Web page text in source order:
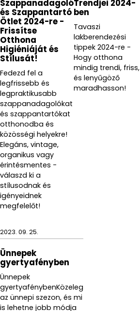
Szappanadagoló
és Szappantartó
Ötlet 2024-re -
Frissítse
Otthona
Higiéniáját és
Stílusát!
Fedezd fel a
legfrissebb és
legpraktikusabb
szappanadagolókat
és szappantartókat
otthonodba és
közösségi helyekre!
Elegáns, vintage,
organikus vagy
érintésmentes -
válaszd ki a
stílusodnak és
igényeidnek
megfelelőt!
Trendjei 2024-
ben
Tavaszi
lakberendezési
tippek 2024-re -
Hogy otthona
mindig trendi, friss,
és lenyűgöző
maradhasson!
2023. 09. 25.
Ünnepek
gyertyafényben
Ünnepek
gyertyafénybenKözeleg
az ünnepi szezon, és mi
is lehetne jobb módja